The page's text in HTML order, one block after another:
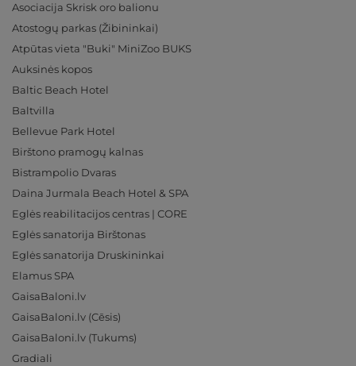
Asociacija Skrisk oro balionu
Atostogų parkas (Žibininkai)
Atpūtas vieta "Buki" MiniZoo BUKS
Auksinės kopos
Baltic Beach Hotel
Baltvilla
Bellevue Park Hotel
Birštono pramogų kalnas
Bistrampolio Dvaras
Daina Jurmala Beach Hotel & SPA
Eglės reabilitacijos centras | CORE
Eglės sanatorija Birštonas
Eglės sanatorija Druskininkai
Elamus SPA
GaisaBaloni.lv
GaisaBaloni.lv (Cēsis)
GaisaBaloni.lv (Tukums)
Gradiali